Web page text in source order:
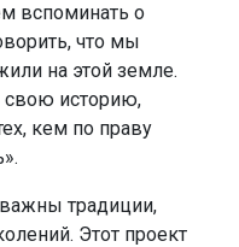
вспоминать о
что мы
на этой земле.
историю,
кем по праву
традиции,
Этот проект